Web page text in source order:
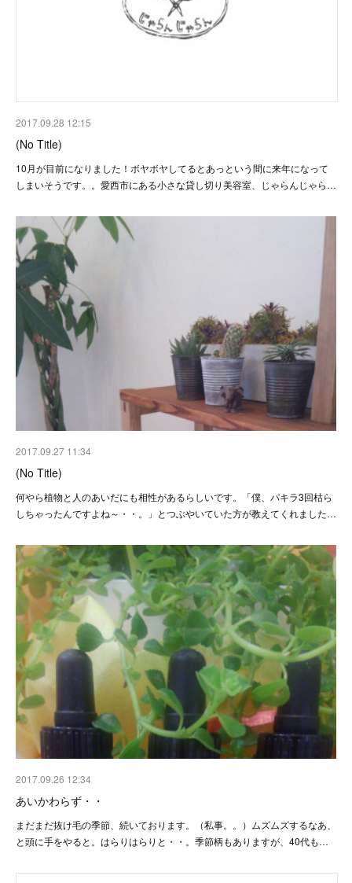
2017.09.28 12:15
(No Title)
10月が目前になりました！ボヤボヤしてるとあっという間に来年になって
しまいそうです。。愛西市にある小さな貸し切り美容室、じゃらんじゃら…
2017.09.27 11:34
(No Title)
何やら植物と人のあいだにも相性があるらしいです。「僕、パキラ3回枯ら
しちゃったんですよね～・・。」とつぶやいていた方が教えてくれました…
2017.09.26 12:34
あいかわらず・・
まだまだ抜け毛の季節、続いております。（私事。。）ムズムズするなあ、
と頭に手をやると。はらりはらりと・・。季節柄もありますが、40代も…